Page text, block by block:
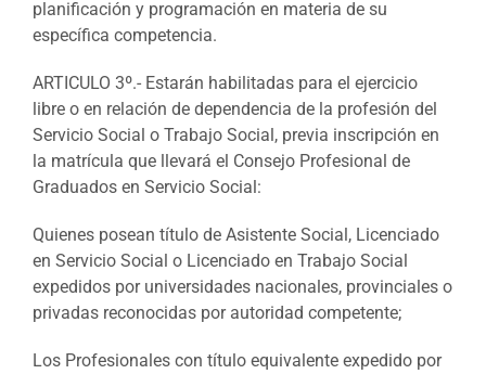
planificación y programación en materia de su
específica competencia.
ARTICULO 3º.- Estarán habilitadas para el ejercicio
libre o en relación de dependencia de la profesión del
Servicio Social o Trabajo Social, previa inscripción en
la matrícula que llevará el Consejo Profesional de
Graduados en Servicio Social:
Quienes posean título de Asistente Social, Licenciado
en Servicio Social o Licenciado en Trabajo Social
expedidos por universidades nacionales, provinciales o
privadas reconocidas por autoridad competente;
Los Profesionales con título equivalente expedido por